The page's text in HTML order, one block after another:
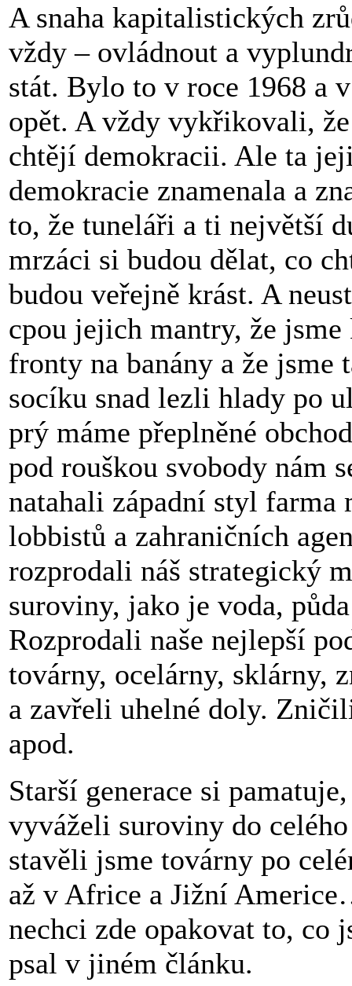
A snaha kapitalistických
vždy – ovládnout a
stát. Bylo to v roce 1968 a
opět. A vždy vykřikovali,
chtějí demokracii. Ale ta
demokracie znamenala a
to, že tuneláři a ti největší
mrzáci si budou dělat, co
budou veřejně krást. A
cpou jejich mantry, že
fronty na banány a že jsme
socíku snad lezli hlady po
prý máme přeplněné
pod rouškou svobody nám
natahali západní styl farma
lobbistů a zahraničních
rozprodali náš strategický
suroviny, jako je voda,
Rozprodali naše nejlepší
továrny, ocelárny, sklárny,
a zavřeli uhelné doly.
apod.
Starší generace si
vyváželi suroviny do
stavěli jsme továrny po
až v Africe a Jižní
nechci zde opakovat to, co
psal v jiném článku.